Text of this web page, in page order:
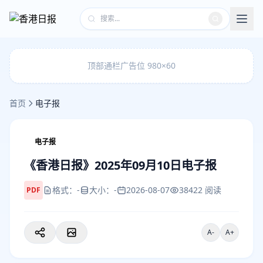
顶部通栏广告位 980×60
首页 电子报
电子报
《香港日报》2025年09月10日电子报
PDF 格式：- 大小：- 2026-08-07 38422 阅读
A- A+